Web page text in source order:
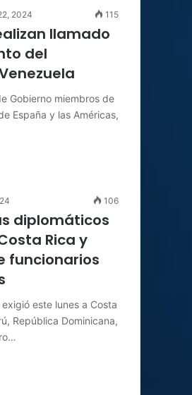
2024 115
llamado
del
Gobierno miembros de
España y las Américas,
106
diplomáticos
Rica y
funcionarios
este lunes a Costa
República Dominicana,